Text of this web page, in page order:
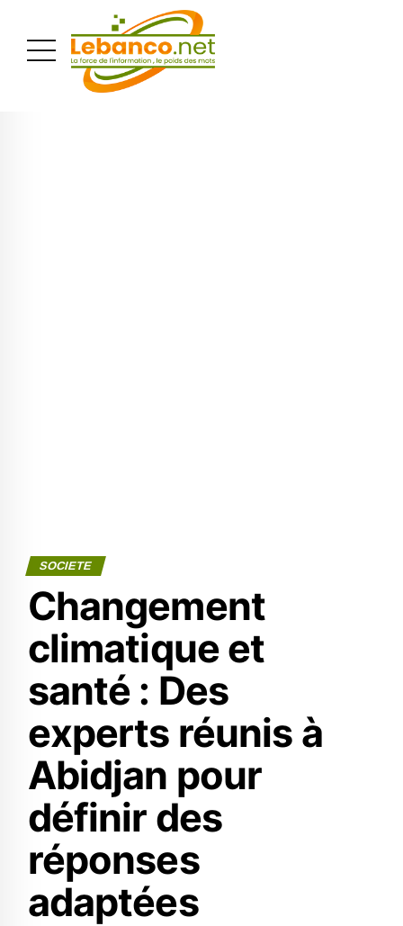
SOCIETE
Changement
climatique et
santé : Des
experts réunis à
Abidjan pour
définir des
réponses
adaptées